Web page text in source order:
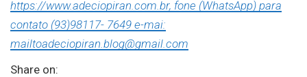
https://www.adeciopiran.com.br, fone (WhatsApp) para
contato (93)98117- 7649 e-mai:
mailtoadeciopiran.blog@gmail.com
Share on: